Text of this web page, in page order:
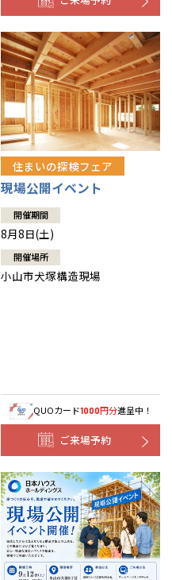
住まいの探検フェア
現場公開イベント
開催期間
8月8日(土)
開催場所
小山市犬塚構造現場
QUOカード1000円分進呈中！
ご来場予約